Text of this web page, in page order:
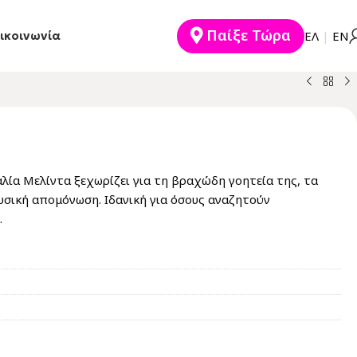
Παίξε Τώρα EΛ | ΕΝ
Μελίντα ξεχωρίζει για τη βραχώδη γοητεία της, τα
απομόνωση. Ιδανική για όσους αναζητούν